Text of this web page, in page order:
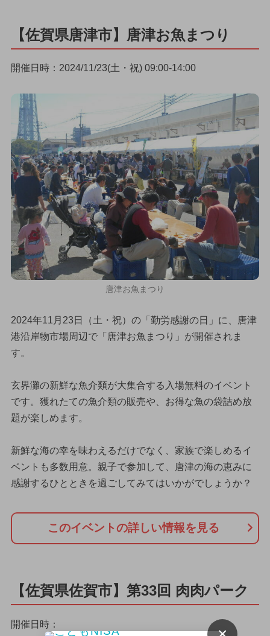
【佐賀県唐津市】唐津お魚まつり
開催日時：2024/11/23(土・祝) 09:00-14:00
唐津お魚まつり
2024年11月23日（土・祝）の「勤労感謝の日」に、唐津
港沿岸物市場周辺で「唐津お魚まつり」が開催されま
す。
玄界灘の新鮮な魚介類が大集合する入場無料のイベント
です。獲れたての魚介類の販売や、お得な魚の袋詰め放
題が楽しめます。
新鮮な海の幸を味わえるだけでなく、家族で楽しめるイ
ベントも多数用意。親子で参加して、唐津の海の恵みに
感謝するひとときを過ごしてみてはいかがでしょうか？
このイベントの詳しい情報を見る
【佐賀県佐賀市】第33回 肉肉パーク
開催日時：